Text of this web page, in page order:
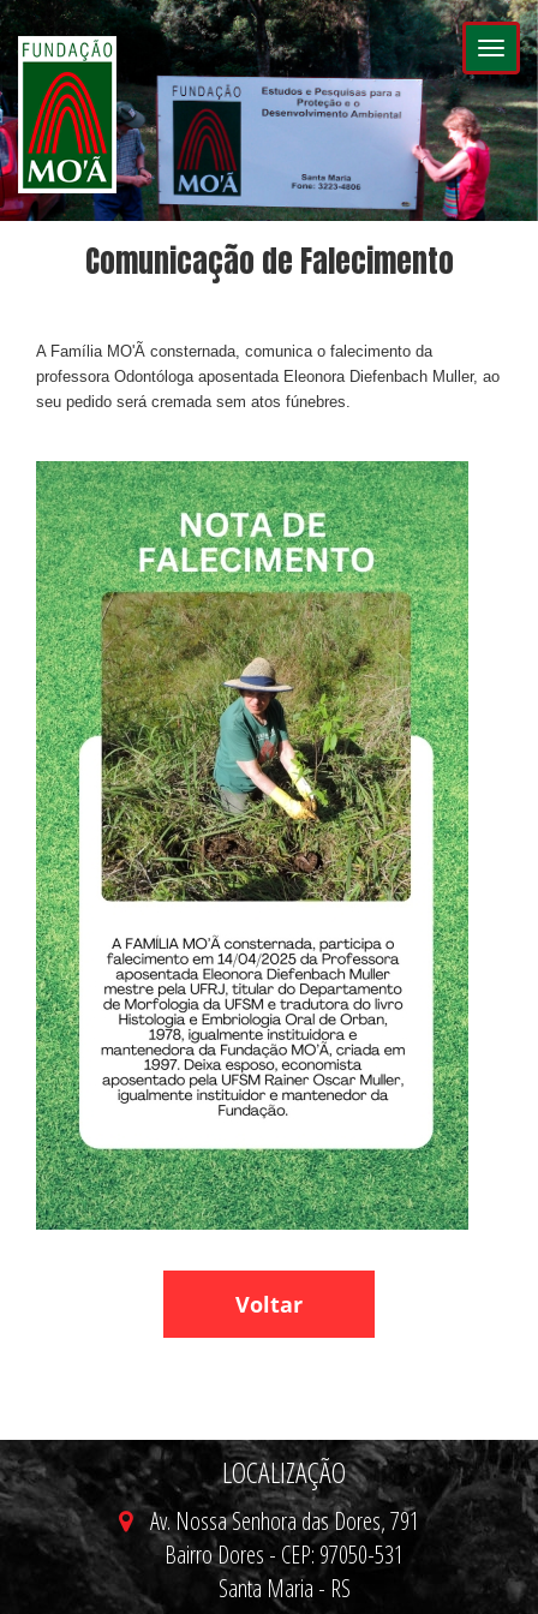
Comunicação de Falecimento
A Família MO'Ã consternada, comunica o falecimento da
professora Odontóloga aposentada Eleonora Diefenbach Muller, ao
seu pedido será cremada sem atos fúnebres.
Voltar
LOCALIZAÇÃO
Av. Nossa Senhora das Dores, 791
Bairro Dores - CEP: 97050-531
Santa Maria - RS